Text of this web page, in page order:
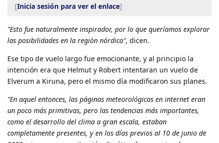
[Inicia sesión para ver el enlace]
"Esto fue naturalmente inspirador, por lo que queríamos explorar
las posibilidades en la región nórdica", dicen.
Ese tipo de vuelo largo fue emocionante, y al principio la
intención era que Helmut y Robert intentaran un vuelo de
Elverum a Kiruna, pero el mismo día modificaron sus planes.
"En aquel entonces, las páginas meteorológicas en internet eran
un poco más primitivas, pero las tendencias más importantes,
como el desarrollo del clima a gran escala, estaban
completamente presentes, y en los días previos al 10 de junio de